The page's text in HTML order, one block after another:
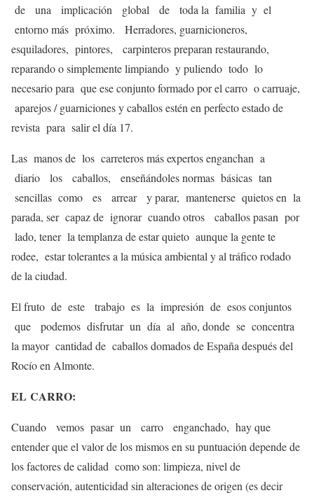
de una implicación global de toda la familia y el
entorno más próximo. Herradores, guarnicioneros,
esquiladores, pintores, carpinteros preparan restaurando,
reparando o simplemente limpiando y puliendo todo lo
necesario para que ese conjunto formado por el carro o carruaje,
aparejos / guarniciones y caballos estén en perfecto estado de
revista para salir el día 17.
Las manos de los carreteros más expertos enganchan a
diario los caballos, enseñándoles normas básicas tan
sencillas como es arrear y parar, mantenerse quietos en la
parada, ser capaz de ignorar cuando otros caballos pasan por
lado, tener la templanza de estar quieto aunque la gente te
rodee, estar tolerantes a la música ambiental y al tráfico rodado
de la ciudad.
El fruto de este trabajo es la impresión de esos conjuntos
que podemos disfrutar un día al año, donde se concentra
la mayor cantidad de caballos domados de España después del
Rocío en Almonte.
EL CARRO:
Cuando vemos pasar un carro enganchado, hay que
entender que el valor de los mismos en su puntuación depende de
los factores de calidad como son: limpieza, nivel de
conservación, autenticidad sin alteraciones de origen (es decir